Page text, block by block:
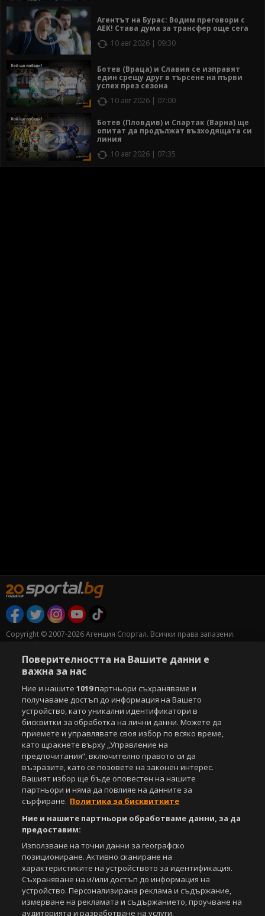
Агентът на Бурас: Водим преговори с
АЕК! Става дума за трансфер още сега
10 авг 2026 | 09:30
Ботев (Враца) и Славия се изправят
един срещу друг в търсене на първи
успех през сезона
10 авг 2026 | 07:00
Ботев (Пловдив) и Спартак (Варна) ще
опитат да продължат възходящата си
линия
10 авг 2026 | 07:35
Copyright © 2007-2026 Агенция Спортал. Всички права запазени.
За нас Екип За рекламa
Управление на предпочитания
Съдържанието на този уеб сайт и технологиите, използвани в него, са
под закрила на Закона за авторското право и сродните му права.
Всички статии, репортажи, интервюта и други текстови, графични и
видео материали, публикувани в сайта, са собственост на Агенция
Спортал, освен ако изрично е посочено друго. Допуска се
публикуване на текстови материали само след писмено съгласие на
Агенция Спортал, посочване на източника и добавяне на линк към
www.sportal.bg. Използването на графични и видео материали,
публикувани в сайта, е строго забранено. Нарушителите ще бъдат
санкционирани с цялата строгост на закона.
СвалиБЕЗПЛАТНОТО
Android
Powered by:
Поверителността на Вашите данни е
важна за нас
Ние и нашите1019партньори съхраняваме и
получаваме достъп до информация на Вашето
устройство, като уникални идентификатори в
бисквитки за обработка на лични данни. Можете да
приемете и управлявате своя избор по всяко време,
като щракнете върху „Управление на
предпочитания“, включително правото си да
възразите, като се позовете на законен интерес.
Вашият избор ще бъде оповестен на нашите
партньори и няма да повлияе на данните за
сърфиране. Политика за бисквитките
Ние и нашите партньори обработваме данни, за да
предоставим:
Използване на точни данни за географско
позициониране. Активно сканиране на
характеристиките на устройството за идентификация.
Съхраняване на и/или достъп до информация на
устройство. Персонализирана реклама и съдържание,
измерване на рекламата и съдържанието, проучване на
аудиторията и разработване на услуги.